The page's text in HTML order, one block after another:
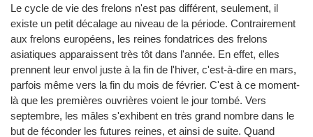
Le cycle de vie des frelons n'est pas différent, seulement, il
existe un petit décalage au niveau de la période. Contrairement
aux frelons européens, les reines fondatrices des frelons
asiatiques apparaissent très tôt dans l'année. En effet, elles
prennent leur envol juste à la fin de l'hiver, c'est-à-dire en mars,
parfois même vers la fin du mois de février. C'est à ce moment-
là que les premières ouvrières voient le jour tombé. Vers
septembre, les mâles s'exhibent en très grand nombre dans le
but de féconder les futures reines, et ainsi de suite. Quand